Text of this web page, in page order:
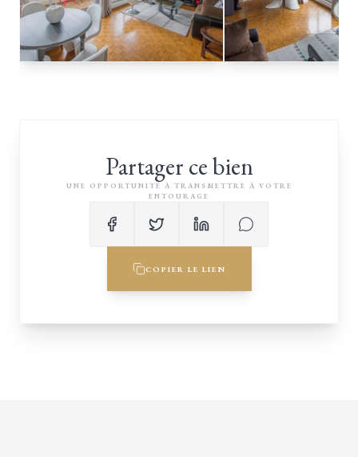
Partager ce bien
UNE OPPORTUNITÉ À TRANSMETTRE À VOTRE
ENTOURAGE
COPIER LE LIEN